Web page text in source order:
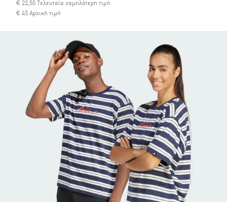
€ 22,50 Τελευταία χαμηλότερη τιμή
€ 45 Αρχική τιμή